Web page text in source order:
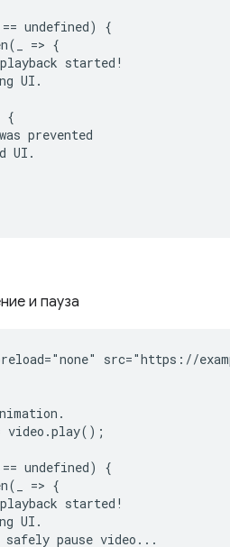
undefined) {
=> {
started!
UI.
{
prevented
UI.
и пауза
src="https://
video.play();
undefined) {
=> {
started!
UI.
pause video...